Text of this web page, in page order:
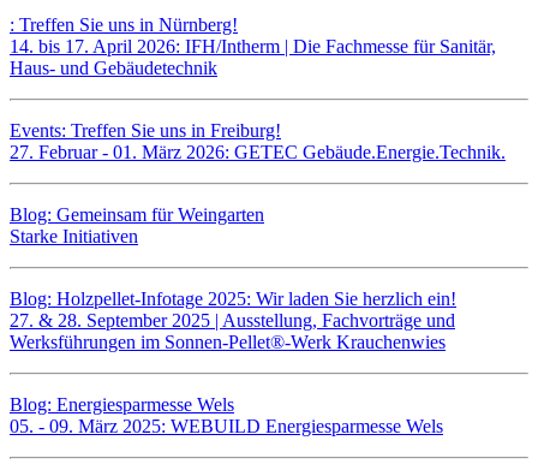
: Treffen Sie uns in Nürnberg!
14. bis 17. April 2026: IFH/Intherm | Die Fachmesse für Sanitär,
Haus- und Gebäudetechnik
Events: Treffen Sie uns in Freiburg!
27. Februar - 01. März 2026: GETEC Gebäude.Energie.Technik.
Blog: Gemeinsam für Weingarten
Starke Initiativen
Blog: Holzpellet-Infotage 2025: Wir laden Sie herzlich ein!
27. & 28. September 2025 | Ausstellung, Fachvorträge und
Werksführungen im Sonnen-Pellet®-Werk Krauchenwies
Blog: Energiesparmesse Wels
05. - 09. März 2025: WEBUILD Energiesparmesse Wels